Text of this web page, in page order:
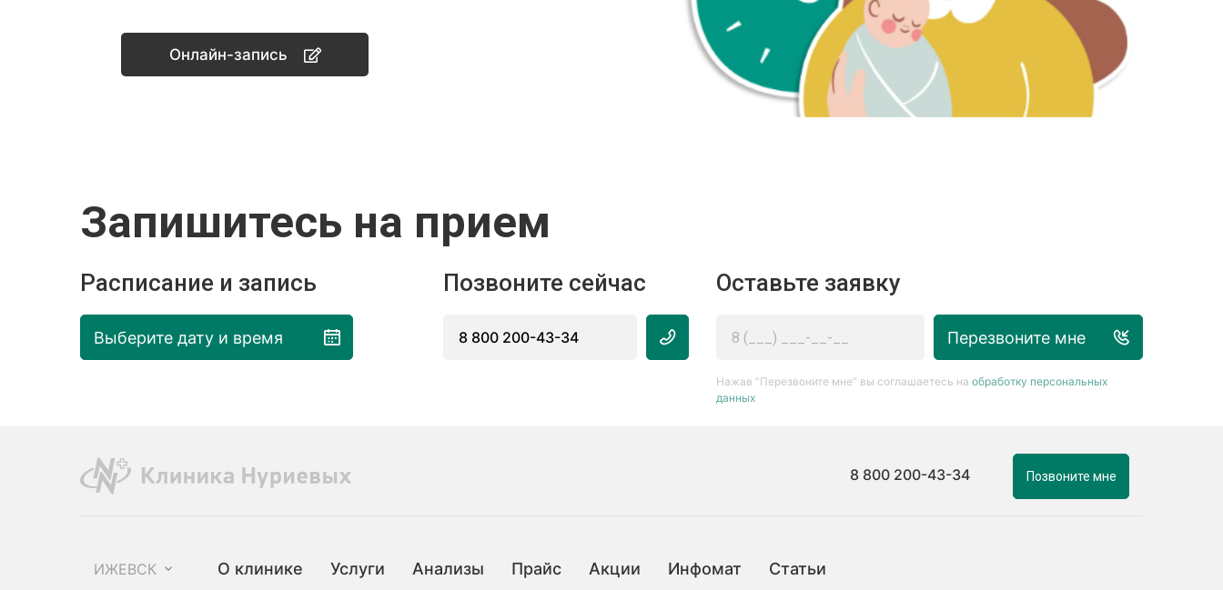
Онлайн-запись
Запишитесь на прием
Расписание и запись
Выберите дату и время
Позвоните сейчас
8 800 200-43-34
Оставьте заявку
Перезвоните мне
Нажав “Перезвоните мне” вы соглашаетесь на обработку персональных
данных
8 800 200-43-34 Позвоните мне
ИЖЕВСК О клинике Услуги Анализы Прайс Акции Инфомат Статьи